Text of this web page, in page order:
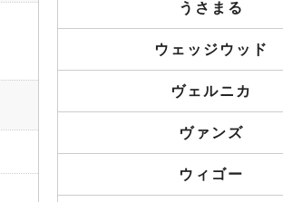
うさまる
ウェッジウッド
ヴェルニカ
ヴァンズ
ウィゴー